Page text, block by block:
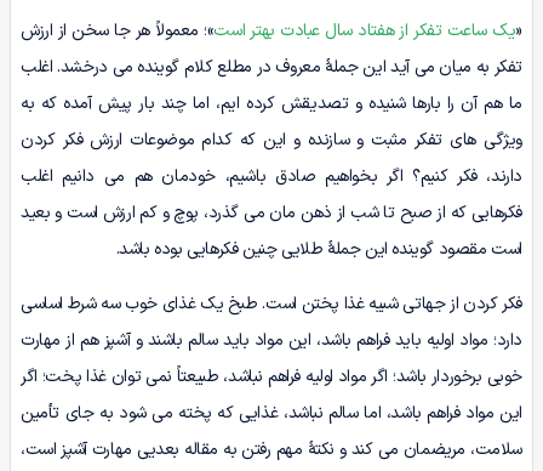
«یک ساعت تفکر از هفتاد سال عبادت بهتر است»؛ معمولاً هر جا سخن از ارزش
تفکر به میان می آید این جملۀ معروف در مطلع کلام گوینده می درخشد. اغلب
ما هم آن را بارها شنیده و تصدیقش کرده ایم، اما چند بار پیش آمده که به
ویژگی های تفکر مثبت و سازنده و این که کدام موضوعات ارزش فکر کردن
دارند، فکر کنیم؟ اگر بخواهیم صادق باشیم، خودمان هم می دانیم اغلب
فکرهایی که از صبح تا شب از ذهن مان می گذرد، پوچ و کم ارزش است و بعید
است مقصود گوینده این جملۀ طلایی چنین فکرهایی بوده باشد.
فکر کردن از جهاتی شبیه غذا پختن است. طبخ یک غذای خوب سه شرط اساسی
دارد؛ مواد اولیه باید فراهم باشد، این مواد باید سالم باشند و آشپز هم از مهارت
خوبی برخوردار باشد؛ اگر مواد اولیه فراهم نباشد، طبیعتاً نمی توان غذا پخت؛ اگر
این مواد فراهم باشد، اما سالم نباشد، غذایی که پخته می شود به جای تأمین
سلامت، مریضمان می کند و نکتۀ مهم رفتن به مقاله بعدیی مهارت آشپز است،